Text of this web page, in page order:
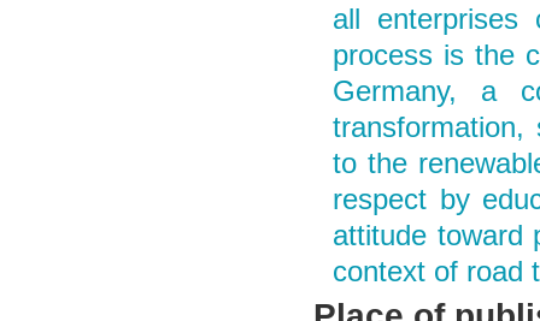
all enterprises
process is the
Germany, a
transformation,
to the
respect by
attitude toward
context of road